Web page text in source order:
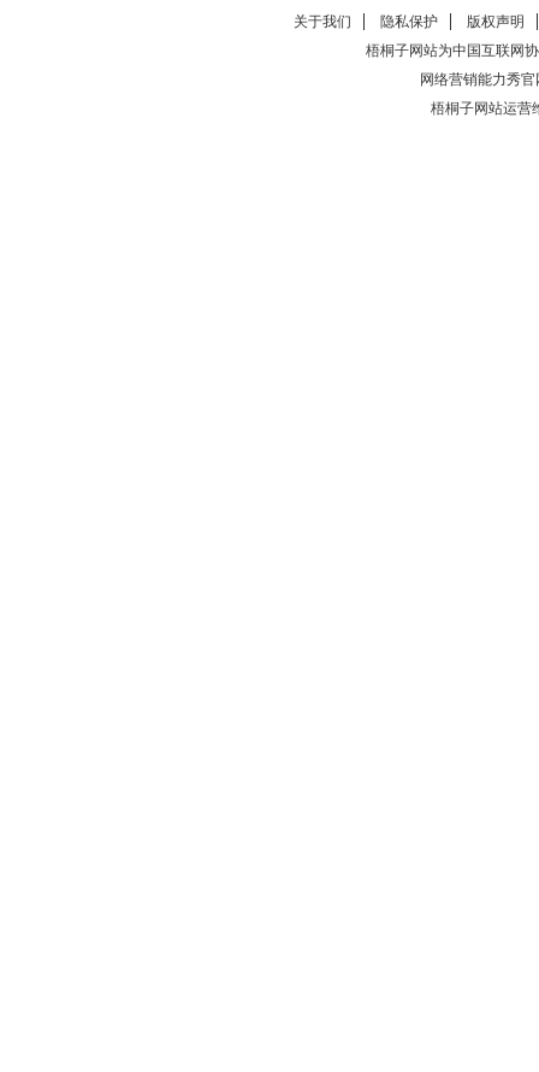
关于我们 隐私保护
版权声明
梧桐子网站为中国互联网
网络营销能力秀官
梧桐子网站运营